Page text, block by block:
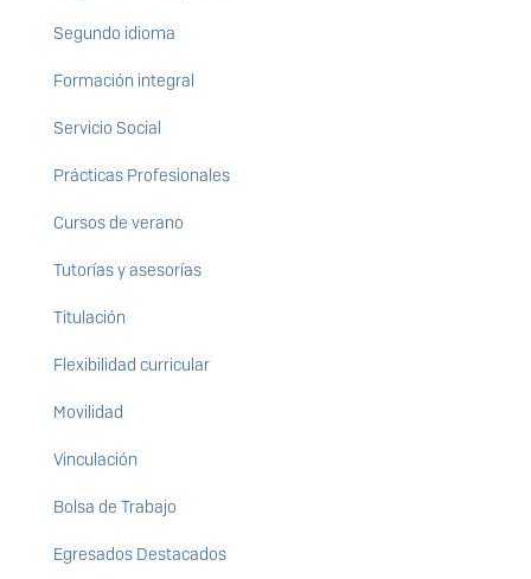
Segundo idioma
Formación integral
Servicio Social
Prácticas Profesionales
Cursos de verano
Tutorías y asesorías
Titulación
Flexibilidad curricular
Movilidad
Vinculación
Bolsa de Trabajo
Egresados Destacados